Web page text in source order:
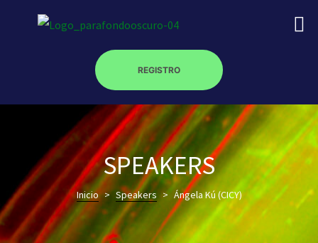
REGISTRO
SPEAKERS
Inicio > Speakers > Ángela Kú (CICY)
–